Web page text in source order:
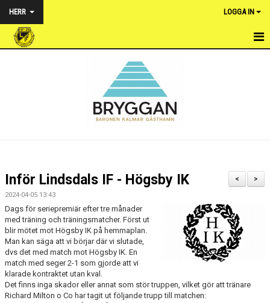
HERR LOGGA IN
BILDGALLERI
DOKUMENT
KONTAKT
>
<
Inför Lindsdals IF - Högsby IK
2024-04-05 13:43
Dags för seriepremiär efter tre månader
med träning och träningsmatcher. Först ut
blir mötet mot Högsby IK på hemmaplan.
Man kan säga att vi börjar där vi slutade,
dvs det med match mot Högsby IK. En
match med seger 2-1 som gjorde att vi
klarade kontraktet utan kval.
Det finns inga skador eller annat som stör truppen, vilket gör att tränare
Richard Milton o Co har tagit ut följande trupp till matchen: